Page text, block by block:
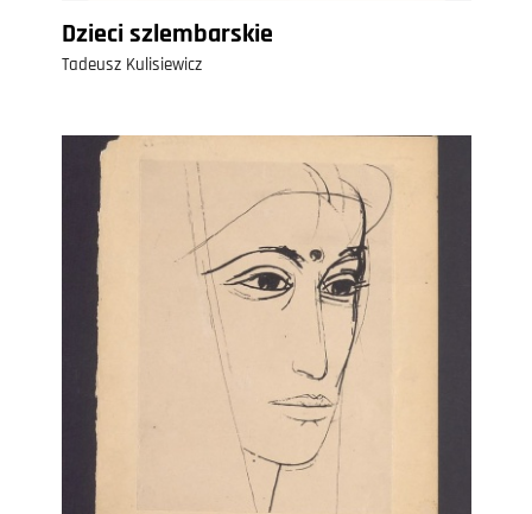
Dzieci szlembarskie
Tadeusz Kulisiewicz